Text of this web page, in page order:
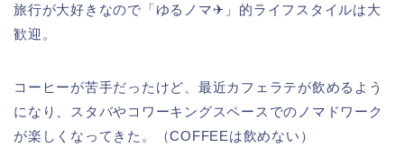
旅行が大好きなので「ゆるノマ✈︎」的ライフスタイルは大
歓迎。
コーヒーが苦手だったけど、最近カフェラテが飲めるよう
になり、スタバやコワーキングスペースでのノマドワーク
が楽しくなってきた。（COFFEEは飲めない）